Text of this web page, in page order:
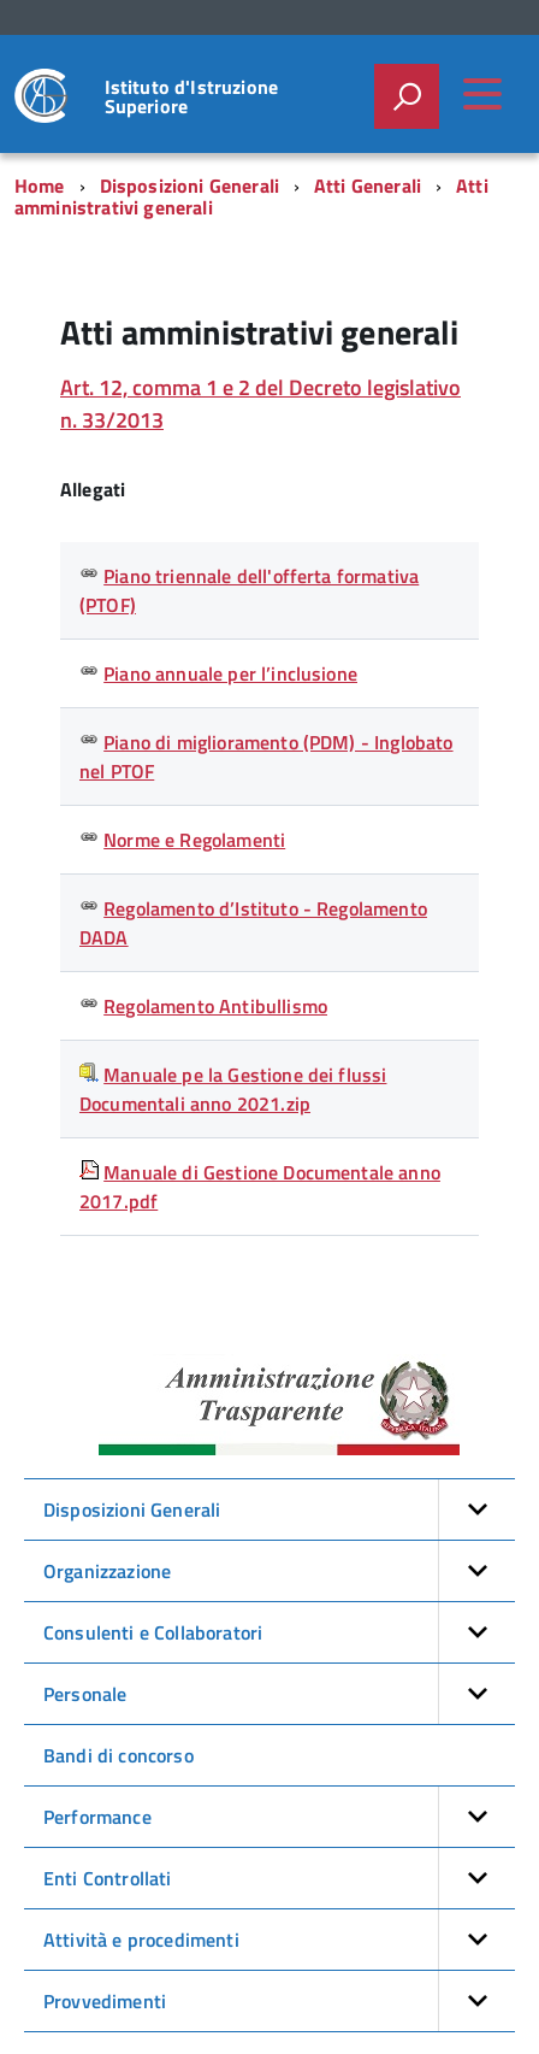
Istituto d'Istruzione
Superiore
Home Disposizioni Generali Atti Generali Atti
amministrativi generali
Atti amministrativi generali
Art. 12, comma 1 e 2 del Decreto legislativo
n. 33/2013
Allegati
rerum
magni
Piano triennale dell'offerta formativa
(PTOF)
Piano annuale per l’inclusione
Piano di miglioramento (PDM) - Inglobato
nel PTOF
Norme e Regolamenti
Regolamento d’Istituto - Regolamento
DADA
Regolamento Antibullismo
Manuale pe la Gestione dei flussi
Documentali anno 2021.zip
Manuale di Gestione Documentale anno
2017.pdf
Disposizioni Generali
Organizzazione
Consulenti e Collaboratori
Personale
Bandi di concorso
Performance
Enti Controllati
Attività e procedimenti
Provvedimenti